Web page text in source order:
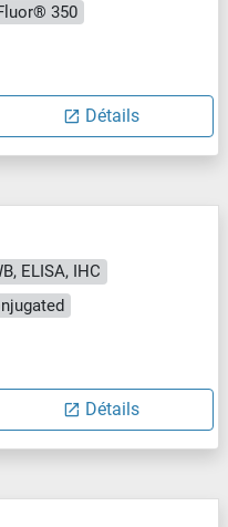
350
Détails
ELISA, IHC
Détails